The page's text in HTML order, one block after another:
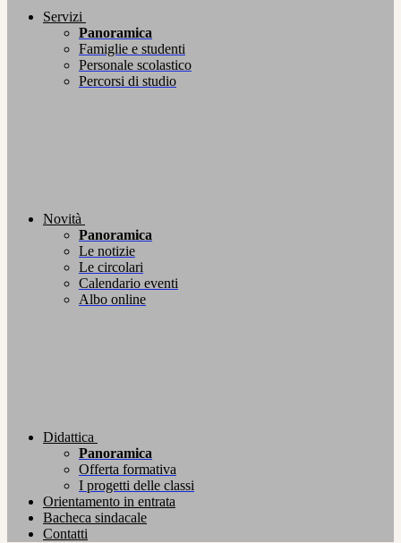
Servizi
Panoramica
Famiglie e studenti
Personale scolastico
Percorsi di studio
Novità
Panoramica
Le notizie
Le circolari
Calendario eventi
Albo online
Didattica
Panoramica
Offerta formativa
I progetti delle classi
Orientamento in entrata
Bacheca sindacale
Contatti